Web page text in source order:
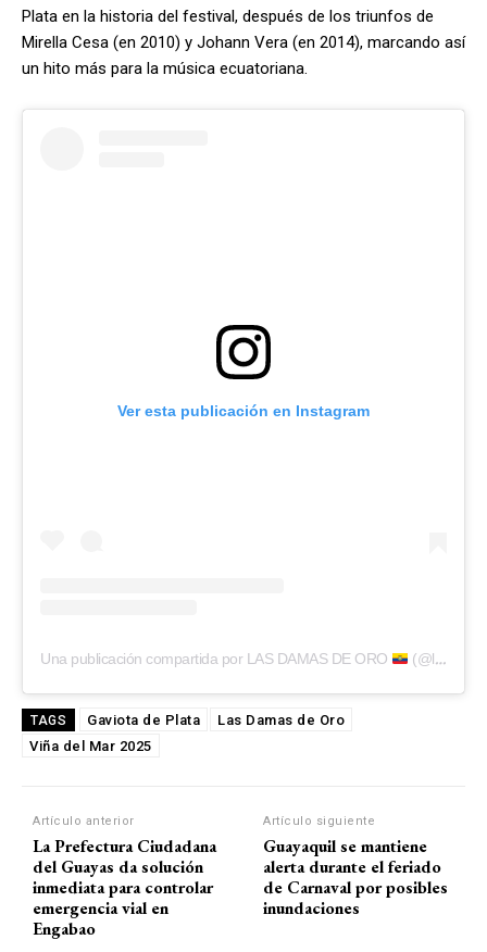
Plata en la historia del festival, después de los triunfos de
Mirella Cesa (en 2010) y Johann Vera (en 2014), marcando así
un hito más para la música ecuatoriana.
Ver esta publicación en Instagram
Una publicación compartida por LAS DAMAS DE ORO (@lasdamasdehierro_oficial)
TAGS Gaviota de Plata
Las Damas de Oro
Viña del Mar 2025
Artículo anterior
La Prefectura Ciudadana
del Guayas da solución
inmediata para controlar
emergencia vial en
Engabao
Artículo siguiente
Guayaquil se mantiene
alerta durante el feriado
de Carnaval por posibles
inundaciones